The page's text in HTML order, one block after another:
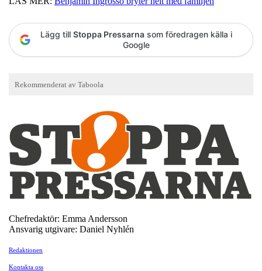
Lägg till Stoppa Pressarna som föredragen källa i
Google
Chefredaktör: Emma Andersson
Ansvarig utgivare: Daniel Nyhlén
Redaktionen
Kontakta oss